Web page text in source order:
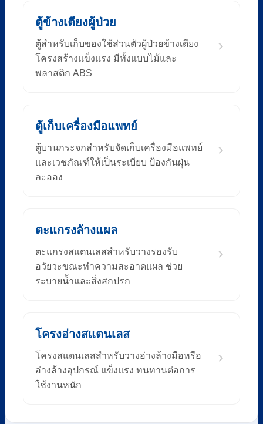
ตู้ข้างเตียงผู้ป่วย
ตู้สำหรับเก็บของใช้ส่วนตัวผู้ป่วยข้างเตียง
โครงสร้างแข็งแรง มีทั้งแบบไม้และ
พลาสติก ABS
ตู้เก็บเครื่องมือแพทย์
ตู้บานกระจกสำหรับจัดเก็บเครื่องมือแพทย์
และเวชภัณฑ์ให้เป็นระเบียบ ป้องกันฝุ่น
ละออง
ตะแกรงล้างแผล
ตะแกรงสแตนเลสสำหรับวางรองรับ
อวัยวะขณะทำความสะอาดแผล ช่วย
ระบายน้ำและสิ่งสกปรก
โครงอ่างสแตนเลส
โครงสแตนเลสสำหรับวางอ่างล้างมือหรือ
อ่างล้างอุปกรณ์ แข็งแรง ทนทานต่อการ
ใช้งานหนัก